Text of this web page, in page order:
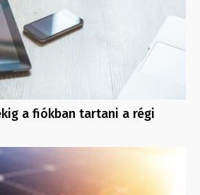
a fiókban tartani a régi